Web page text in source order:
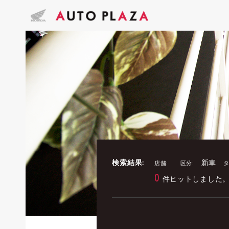
検索結果: 店舗: 区分: 新車
0 件ヒットしました。